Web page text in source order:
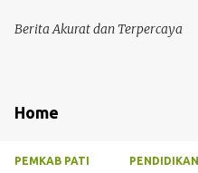
Berita Akurat dan Terpercaya
Home
PEMKAB PATI PENDIDIKAN